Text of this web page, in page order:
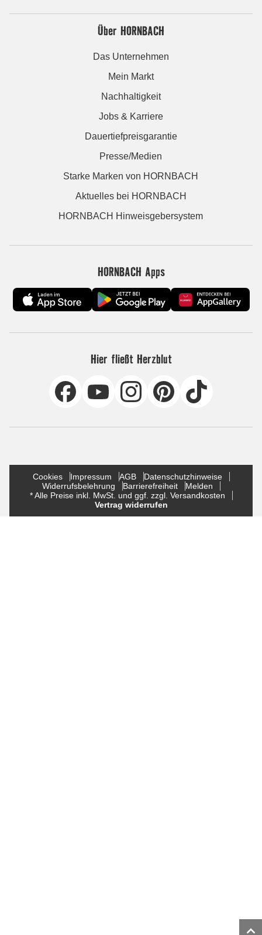
Über HORNBACH
Das Unternehmen
Mein Markt
Nachhaltigkeit
Jobs & Karriere
Dauertiefpreisgarantie
Presse/Medien
Starke Marken von HORNBACH
Aktuelles bei HORNBACH
HORNBACH Hinweisgebersystem
HORNBACH Apps
Hier fließt Herzblut
Cookies Impressum AGB
Datenschutzhinweise
Widerrufsbelehrung
Barrierefreiheit
Melden
* Alle Preise inkl. MwSt. und ggf. zzgl. Versandkosten
Vertrag widerrufen